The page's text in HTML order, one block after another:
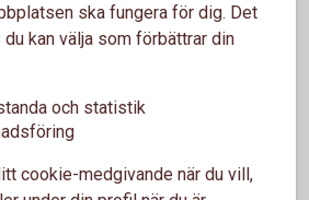
hälsa - läs hela rapporten
- Tendenser till återhämtning
ska fungera för dig. Det
kan välja som förbättrar din
och statistik
cookie-medgivande när du vill,